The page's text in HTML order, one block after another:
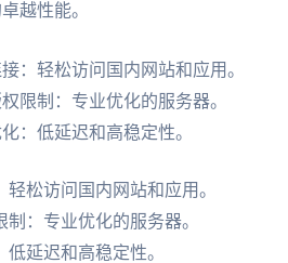
越性能。
：轻松访问国内网站和应用。
限制：专业优化的服务器。
：低延迟和高稳定性。
轻松访问国内网站和应用。
制：专业优化的服务器。
延迟和高稳定性。